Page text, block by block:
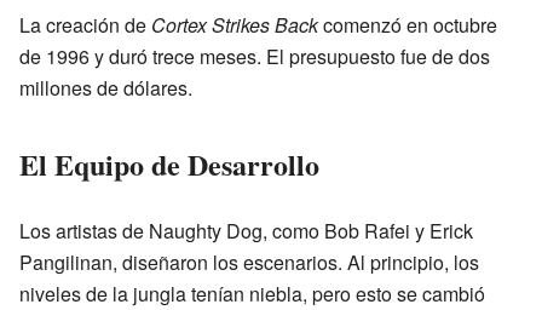
La creación de Cortex Strikes Backcomenzó en octubre
de 1996 y duró trece meses. El presupuesto fue de dos
millones de dólares.
El Equipo de Desarrollo
Los artistas de Naughty Dog, como Bob Rafei y Erick
Pangilinan, diseñaron los escenarios. Al principio, los
niveles de la jungla tenían niebla, pero esto se cambió